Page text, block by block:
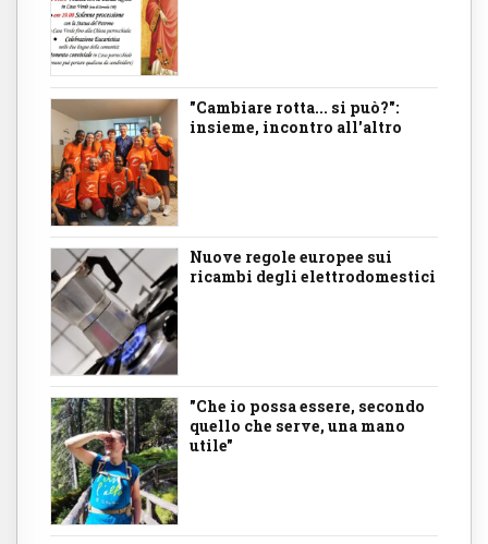
"Cambiare rotta... si può?":
insieme, incontro all'altro
Nuove regole europee sui
ricambi degli elettrodomestici
"Che io possa essere, secondo
quello che serve, una mano
utile"